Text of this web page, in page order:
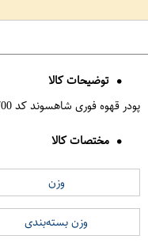
توضیحات کالا
پودر قهوه فوری شاهسوند کد 700
مختصات کالا
وزن
وزن بسته‌بندی